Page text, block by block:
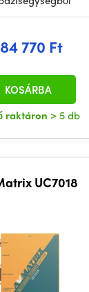
770 Ft
raktáron > 5 db
KOSÁRBA
UC7018